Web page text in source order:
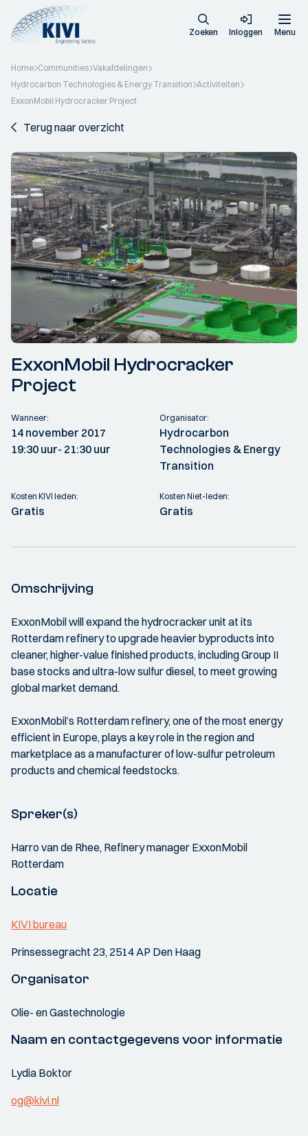
Zoeken Inloggen Menu
Home Communities Vakafdelingen
Hydrocarbon Technologies & Energy Transition Activiteiten
ExxonMobil Hydrocracker Project
Terug naar overzicht
ExxonMobil Hydrocracker
Project
Wanneer:
14 november 2017
19:30 uur- 21:30 uur
Organisator:
Hydrocarbon
Technologies & Energy
Transition
Kosten KIVI leden:
Gratis
Kosten Niet-leden:
Gratis
Omschrijving
ExxonMobil will expand the hydrocracker unit at its
Rotterdam refinery to upgrade heavier byproducts into
cleaner, higher-value finished products, including Group II
base stocks and ultra-low sulfur diesel, to meet growing
global market demand.
ExxonMobil’s Rotterdam refinery, one of the most energy
efficient in Europe, plays a key role in the region and
marketplace as a manufacturer of low-sulfur petroleum
products and chemical feedstocks.
Spreker(s)
Harro van de Rhee, Refinery manager ExxonMobil
Rotterdam
Locatie
KIVI bureau
Prinsessegracht 23, 2514 AP Den Haag
Organisator
Olie- en Gastechnologie
Naam en contactgegevens voor informatie
Lydia Boktor
og@kivi.nl